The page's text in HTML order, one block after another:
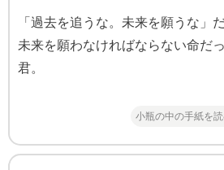
「過去を追うな。未来を願うな」
未来を願わなければならない命だ
君。
小瓶の中の手紙を